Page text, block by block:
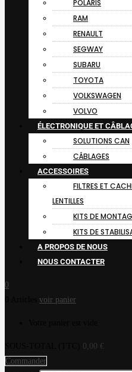
POLARIS
RAM
RENAULT
SEGWAY
SUBARU
TOYOTA
VOLKSWAGEN
VOLVO
ÉLECTRONIQUE ET
SOLUTIONS CAN
CÂBLAGES
ACCESSOIRES
FILTRES ET
LENTILLES
KITS DE
KITS DE
A PROPOS DE NOUS
NOUS CONTACTER
0
voir panier
0,00 €
Commander